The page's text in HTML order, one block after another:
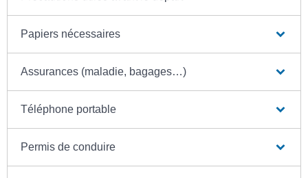
Papiers nécessaires
Assurances (maladie, bagages…)
Téléphone portable
Permis de conduire